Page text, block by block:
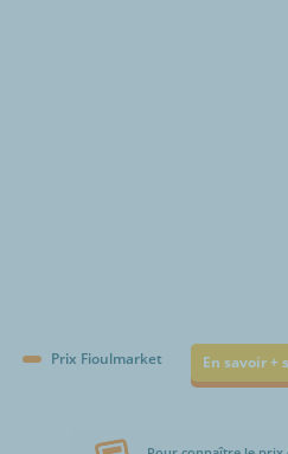
Prix Fioulmarket En savoir